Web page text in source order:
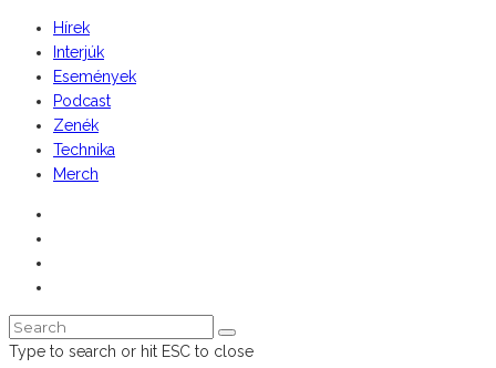
Hírek
Interjúk
Események
Podcast
Zenék
Technika
Merch
Type to search or hit ESC to close